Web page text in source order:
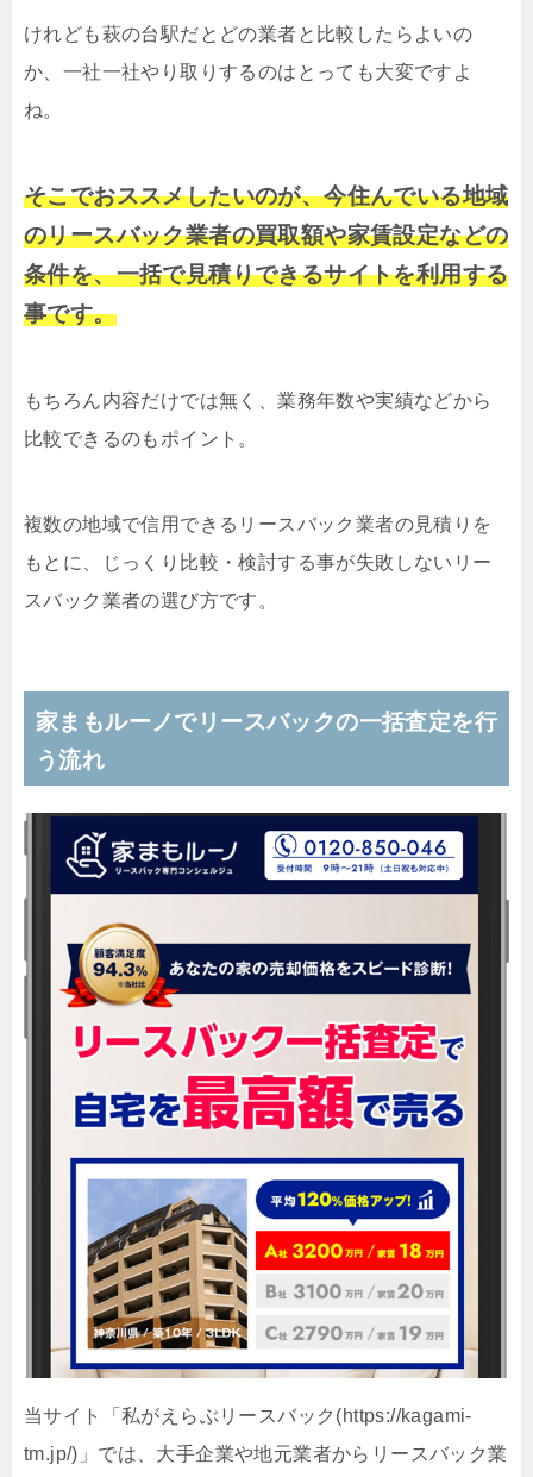
けれども萩の台駅だとどの業者と比較したらよいの
か、一社一社やり取りするのはとっても大変ですよ
ね。
そこでおススメしたいのが、今住んでいる地域
のリースバック業者の買取額や家賃設定などの
条件を、一括で見積りできるサイトを利用する
事です。
もちろん内容だけでは無く、業務年数や実績などから
比較できるのもポイント。
複数の地域で信用できるリースバック業者の見積りを
もとに、じっくり比較・検討する事が失敗しないリー
スバック業者の選び方です。
家まもルーノでリースバックの一括査定を行
う流れ
当サイト「私がえらぶリースバック(https://kagami-
tm.jp/)」では、大手企業や地元業者からリースバック業